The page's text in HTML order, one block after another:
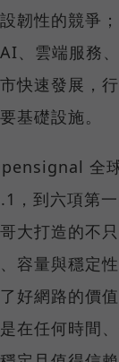
韌性的競爭
、雲端服務、
快速發展，
基礎設施。
全
，到六項第
大打造的不
容量與穩定
好網路的價
在任何時間